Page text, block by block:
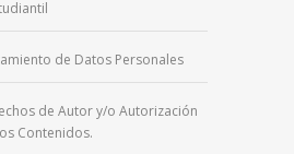
de Datos Personales
de Autor y/o Autorización
Contenidos.